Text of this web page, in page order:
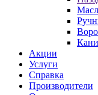
Акции
Услуги
Справка
Производители